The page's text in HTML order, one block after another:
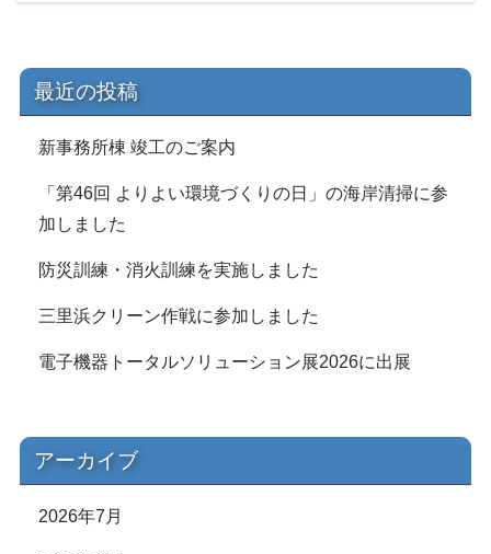
最近の投稿
新事務所棟 竣工のご案内
「第46回 よりよい環境づくりの日」の海岸清掃に参
加しました
防災訓練・消火訓練を実施しました
三里浜クリーン作戦に参加しました
電子機器トータルソリューション展2026に出展
アーカイブ
2026年7月